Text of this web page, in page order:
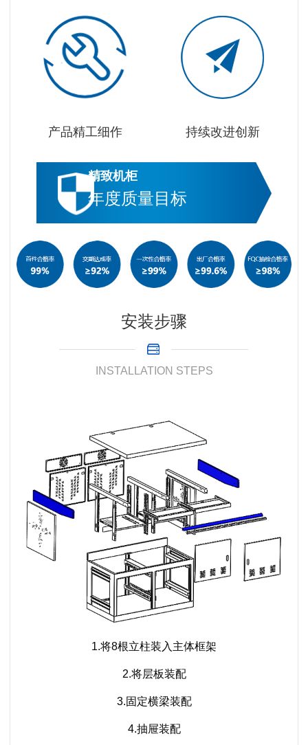
产品精工细作 持续改进创新
精致机柜
年度质量目标
安装步骤
INSTALLATION STEPS
1.将8根立柱装入主体框架
2.将层板装配
3.固定横梁装配
4.抽屉装配